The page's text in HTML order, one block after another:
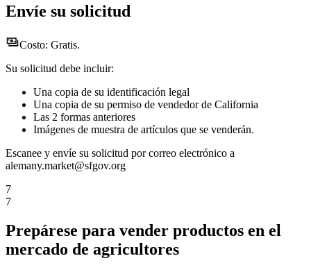
Envíe su solicitud
Costo: Gratis.
Su solicitud debe incluir:
Una copia de su identificación legal
Una copia de su permiso de vendedor de California
Las 2 formas anteriores
Imágenes de muestra de artículos que se venderán.
Escanee y envíe su solicitud por correo electrónico a
alemany.market@sfgov.org
7
7
Prepárese para vender productos en el
mercado de agricultores